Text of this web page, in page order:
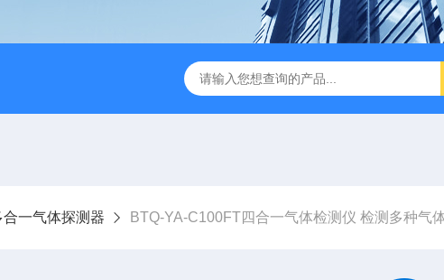
合一气体探测器 BTQ-YA-C100FT四合一气体检测仪 检测多种气体 气体